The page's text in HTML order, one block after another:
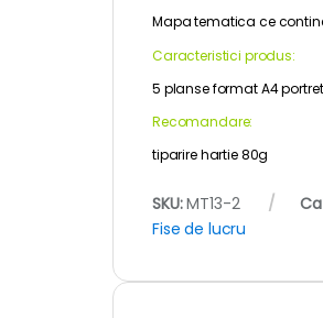
Mapa tematica ce
Caracteristici produs:
5 planse format A4
Recomandare:
tiparire hartie 80g
SKU:MT13-2
Fise de lucru